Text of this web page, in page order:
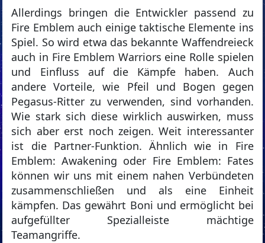
Allerdings bringen die Entwickler passend zu
Fire Emblem auch einige taktische Elemente ins
Spiel. So wird etwa das bekannte Waffendreieck
auch in Fire Emblem Warriors eine Rolle spielen
und Einfluss auf die Kämpfe haben. Auch
andere Vorteile, wie Pfeil und Bogen gegen
Pegasus-Ritter zu verwenden, sind vorhanden.
Wie stark sich diese wirklich auswirken, muss
sich aber erst noch zeigen. Weit interessanter
ist die Partner-Funktion. Ähnlich wie in Fire
Emblem: Awakening oder Fire Emblem: Fates
können wir uns mit einem nahen Verbündeten
zusammenschließen und als eine Einheit
kämpfen. Das gewährt Boni und ermöglicht bei
aufgefüllter Spezialleiste mächtige
Teamangriffe.